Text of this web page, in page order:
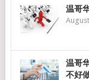
温哥
温哥
不好做